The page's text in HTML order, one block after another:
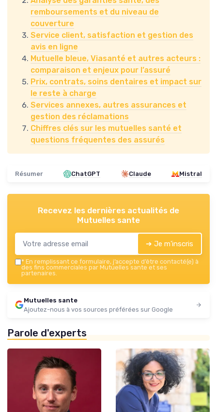
remboursements et du niveau de
couverture
Service client, satisfaction et gestion des
avis en ligne
Mutuelle bleue, Viasanté et autres acteurs :
comparaison et enjeux pour l’assuré
Prix, contrats, soins dentaires et impact sur
le reste à charge
Services annexes, autres assurances et
gestion des réclamations
Chiffres clés sur les mutuelles santé et
questions fréquentes des assurés
Résumer ChatGPT Claude Mistral
Recevez les dernières actualités de
Mutuelles sante
➔ Je m'inscris
* En remplissant ce formulaire, j’accepte d’être contacté(e) à
des fins commerciales par Mutuelles sante et ses
partenaires.
Mutuelles sante
Ajoutez-nous à vos sources préférées sur Google
Parole d'experts